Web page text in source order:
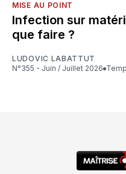
MISE AU POINT
Infection sur
que faire ?
LUDOVIC LABATTUT
N°355 - Juin / Juillet 2026